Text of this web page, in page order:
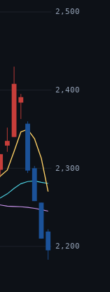
2,200
2,300
2,400
2,500